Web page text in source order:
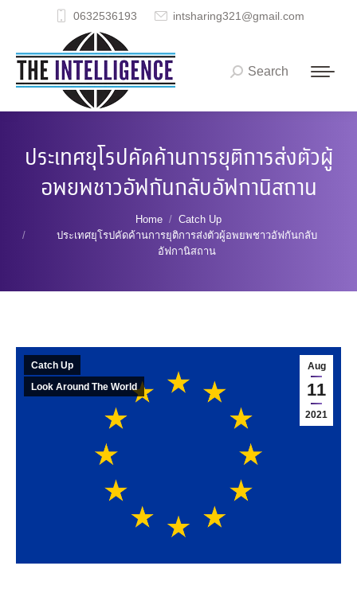
0632536193 intsharing321@gmail.com
Search:
Search
ประเทศยุโรปคัดค้านการยุติการส่งตัวผู้
อพยพชาวอัฟกันกลับอัฟกานิสถาน
Home
Catch Up
ประเทศยุโรปคัดค้านการยุติการส่งตัวผู้อพยพชาวอัฟกันกลับ
อัฟกานิสถาน
Aug
11
2021
Catch Up
Look Around The World